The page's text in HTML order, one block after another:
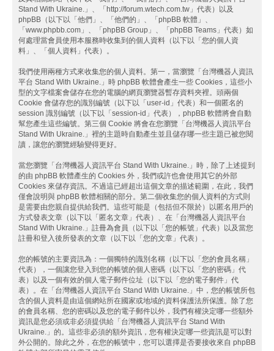
Stand With Ukraine.」、「http://forum.wtech.com.tw」代表）以及
phpBB（以下以「他們」、「他們的」、「phpBB 軟體」、
「www.phpbb.com」、「phpBB Group」、「phpBB Teams」代表）如
何處理當會員使用本服務時收集到的個人資料（以下以「您的個人資
料」、「個人資料」代表）。
我們使用兩種方式來收集您的個人資料。第一，當瀏覽「台灣機器人資訊
平台 Stand With Ukraine.」時 phpBB 軟體會產生一些 Cookies，這些小
型的文字檔案會儲存在您的電腦的網頁瀏覽器暫存資料夾裡。頭兩個
Cookie 會儲存您的識別編號（以下以「user-id」代表）和一個匿名的
session 識別編號（以下以「session-id」代表），phpBB 軟體將會自動
幫您產生這些編號。第三個 Cookie 將會在您瀏覽「台灣機器人資訊平台
Stand With Ukraine.」裡的主題時自動產生並且儲存哪一些主題已被您閱
讀，讓您的瀏覽經驗變得更好。
當您瀏覽「台灣機器人資訊平台 Stand With Ukraine.」時，除了上述提到
的由 phpBB 軟體產生的 Cookies 外，我們或許也會使用其它的外部
Cookies 來儲存資訊。不過這已經超出這個文章的描述範圍，在此，我們
僅會說明與 phpBB 軟體相關的部分。第二個收集您的個人資料的方式則
是需要由您親自提供給我們。這些可能是（包括但不限於）以匿名用戶的
方式發表文章（以下以「匿名文章」代表）、在「台灣機器人資訊平台
Stand With Ukraine.」註冊為會員（以下以「您的帳號」代表）以及當您
註冊和登入後所發表的文章（以下以「您的文章」代表）。
您的帳號的主要資訊為：一個獨特的識別名稱（以下以「您的會員名稱」
代表），一個讓您登入到您的帳號的個人密碼（以下以「您的密碼」代
表）以及一個有效的個人電子郵件位址（以下以「您的電子郵件」代
表）。在「台灣機器人資訊平台 Stand With Ukraine.」中，您的帳號所包
含的個人資料是由這個網站所在國家或地域的資料保護法所保護。除了您
的會員名稱、您的密碼以及您的電子郵件以外，我們有權決定哪一些額外
資訊是您必須或非必須提供給「台灣機器人資訊平台 Stand With
Ukraine.」的。這些非必須的額外資訊，您有權決定哪一些資訊是可以對
外公開的。除此之外，在您的帳號中，您可以選擇是否要接收來自 phpBB